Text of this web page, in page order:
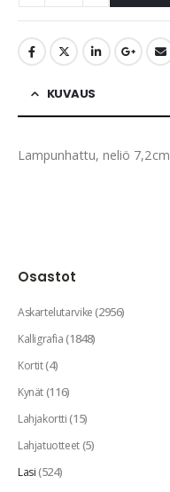
KUVAUS
Lampunhattu, neliö 7,2cm
Osastot
Askartelutarvike(2956)
Kalligrafia(1848)
Kortit(4)
Kynät(116)
Lahjakortti(15)
Lahjatuotteet(5)
Lasi(524)